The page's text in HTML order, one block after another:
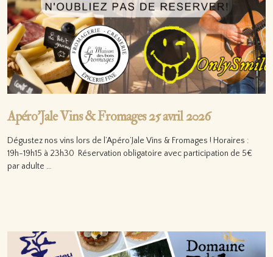
Apéro’Jale Vins & Fromages 25 avril 2026
Dégustez nos vins lors de l’Apéro’Jale Vins & Fromages ! Horaires :
19h-19h15 à 23h30 Réservation obligatoire avec participation de 5€
par adulte …